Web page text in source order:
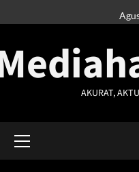
to
AKURAT,
Menu